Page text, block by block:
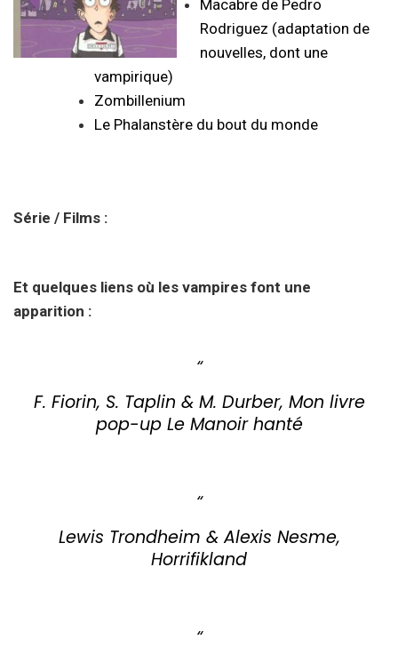
Macabre de Pedro
Rodriguez (adaptation de
nouvelles, dont une
vampirique)
Zombillenium
Le Phalanstère du bout du monde
Série / Films :
Et quelques liens où les vampires font une
apparition :
F. Fiorin, S. Taplin & M. Durber, Mon livre
pop-up Le Manoir hanté
Lewis Trondheim & Alexis Nesme,
Horrifikland